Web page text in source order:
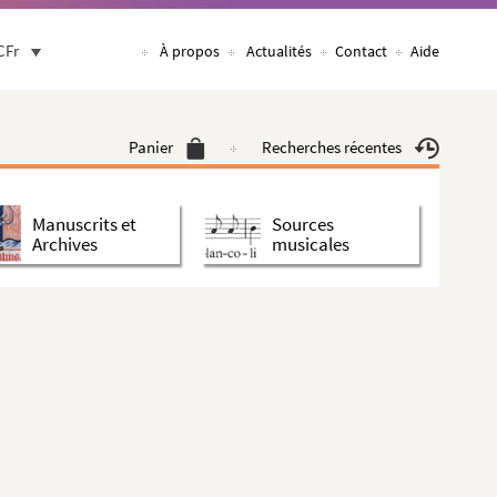
À propos Actualités Contact Aide
Panier Recherches récentes
Manuscrits et
Archives
Sources
musicales